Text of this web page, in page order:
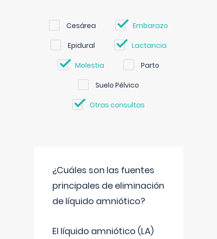
Cesárea Embarazo
Epidural Lactancia
Molestia Parto
Suelo Pélvico
Otras consultas
¿Cuáles son las fuentes
principales de eliminación
de líquido amniótico?
El líquido amniótico (LA)